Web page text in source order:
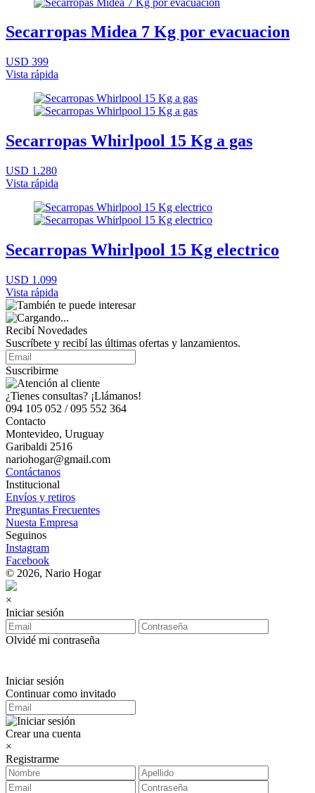
Secarropas Midea 7 Kg por evacuacion
USD 399
Vista rápida
Secarropas Whirlpool 15 Kg a gas
USD 1.280
Vista rápida
Secarropas Whirlpool 15 Kg electrico
USD 1.099
Vista rápida
Recibí Novedades
Suscríbete y recibí las últimas ofertas y lanzamientos.
Suscribirme
¿Tienes consultas? ¡Llámanos!
094 105 052 / 095 552 364
Contacto
Montevideo, Uruguay
Garibaldi 2516
nariohogar@gmail.com
Contáctanos
Institucional
Envíos y retiros
Preguntas Frecuentes
Nuesta Empresa
Seguinos
Instagram
Facebook
© 2026, Nario Hogar
×
Iniciar sesión
Olvidé mi contraseña
Iniciar sesión
Continuar como invitado
Crear una cuenta
×
Registrarme